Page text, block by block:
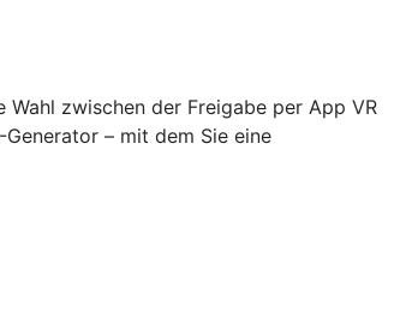
zwischen der Freigabe per App VR
– mit dem Sie eine